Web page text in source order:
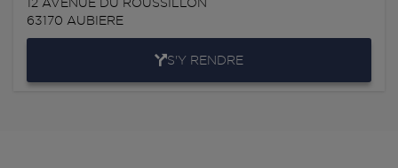
63170 AUBIERE
S'Y RENDRE